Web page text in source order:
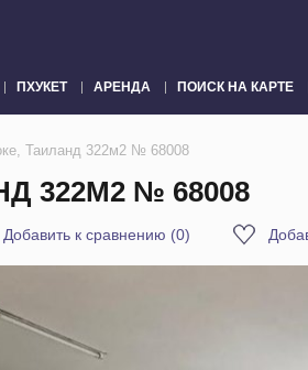
ПХУКЕТ АРЕНДА ПОИСК НА КАРТЕ
Таиланд 322м2 № 68008
322М2 № 68008
Добавить к сравнению (0)